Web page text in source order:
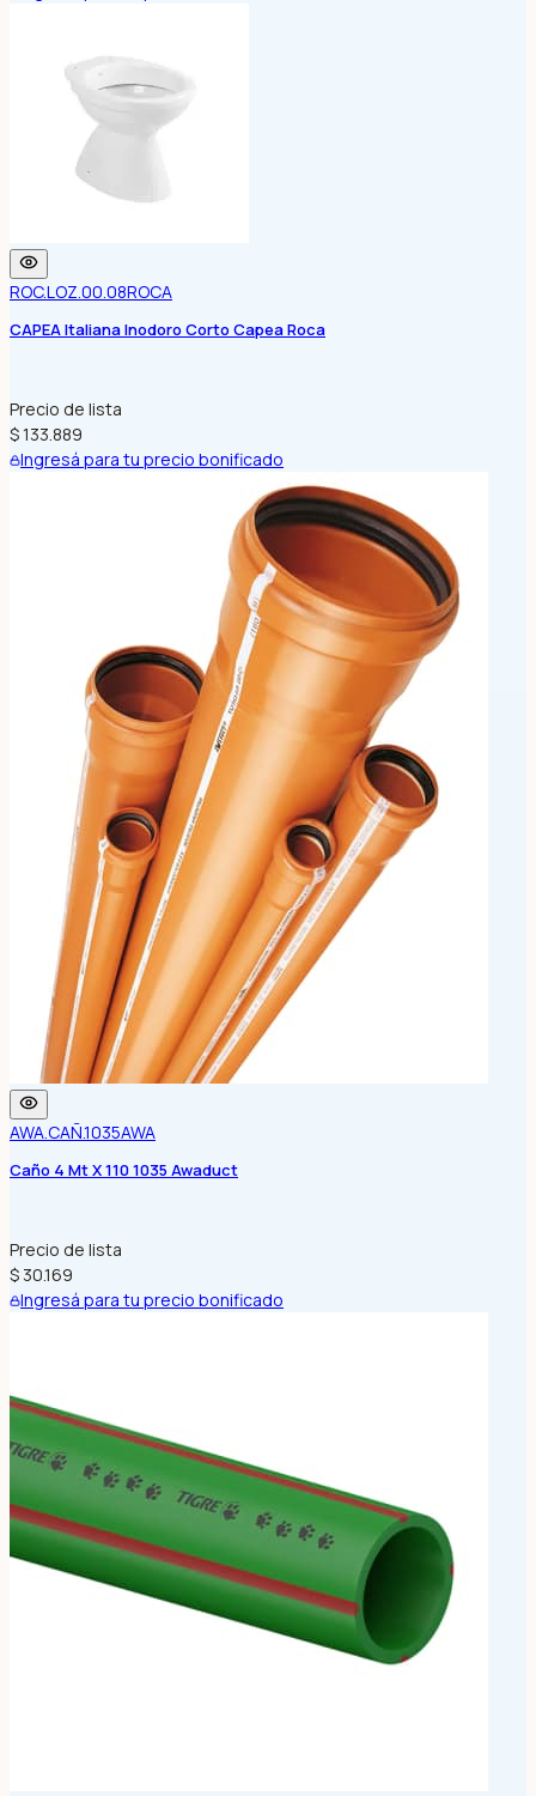
ROC.LOZ.00.08ROCA
CAPEA Italiana Inodoro Corto Capea Roca
Precio de lista
$ 133.889
Ingresá para tu precio bonificado
AWA.CAÑ.1035AWA
Caño 4 Mt X 110 1035 Awaduct
Precio de lista
$ 30.169
Ingresá para tu precio bonificado